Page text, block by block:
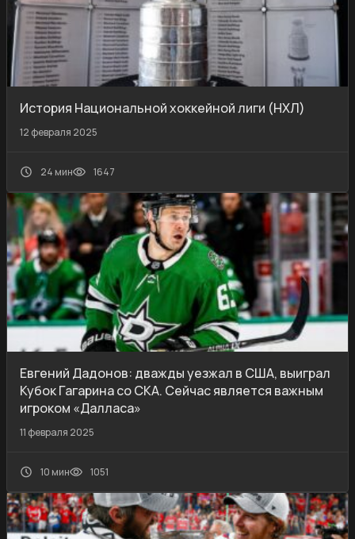
История Национальной хоккейной лиги (НХЛ)
12 февраля 2025
24 мин 1647
Евгений Дадонов: дважды уезжал в США, выиграл
Кубок Гагарина со СКА. Сейчас является важным
игроком «Далласа»
11 февраля 2025
10 мин 1051